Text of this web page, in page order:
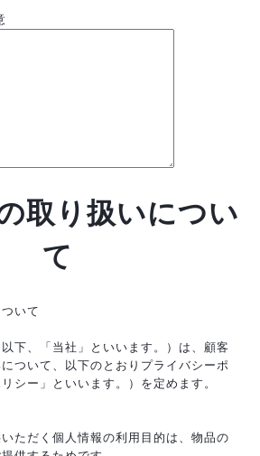
取り扱いについ
て
いて
下、「当社」といいます。）は、顧客
ついて、以下のとおりプライバシーポ
シー」といいます。）を定めます。
ただく個人情報の利用目的は、物品の